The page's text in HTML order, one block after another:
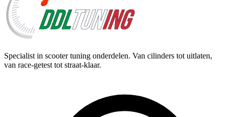
Specialist in scooter tuning onderdelen. Van cilinders tot uitlaten,
van race-getest tot straat-klaar.